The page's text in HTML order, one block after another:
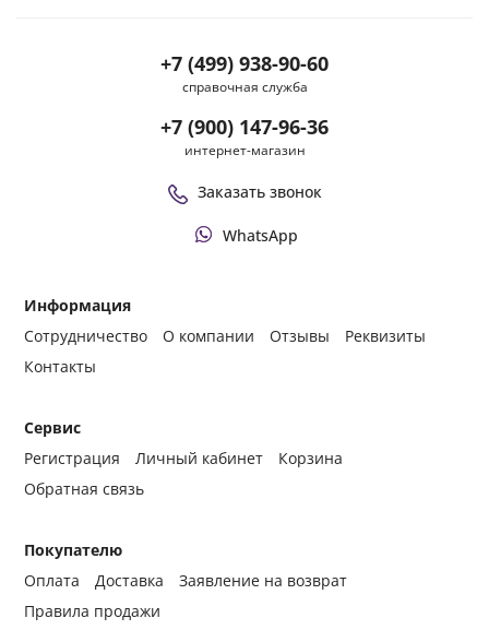
Информация
Сотрудничество
О компании Отзывы
Реквизиты
Контакты
Сервис
Регистрация
Личный кабинет
Корзина
Обратная связь
Покупателю
Оплата
Доставка
Заявление на возврат
Правила продажи
+7 (499) 938-90-60
справочная служба
+7 (900) 147-96-36
интернет-магазин
Заказать звонок
WhatsApp